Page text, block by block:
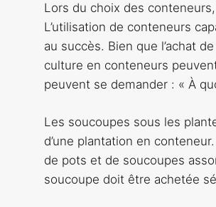
Lors du choix des
L’utilisation de conteneurs
au succès. Bien que l’achat
culture en conteneurs
peuvent se demander : « À
Les soucoupes sous les
d’une plantation en
de pots et de soucoupes
soucoupe doit être achetée